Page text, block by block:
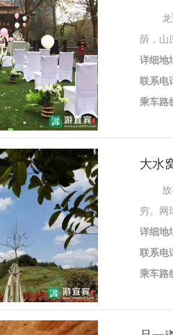
龙翔
荫，山
详细地
联系电
乘车路
大水
放养
穷。网
详细地
联系电
乘车路